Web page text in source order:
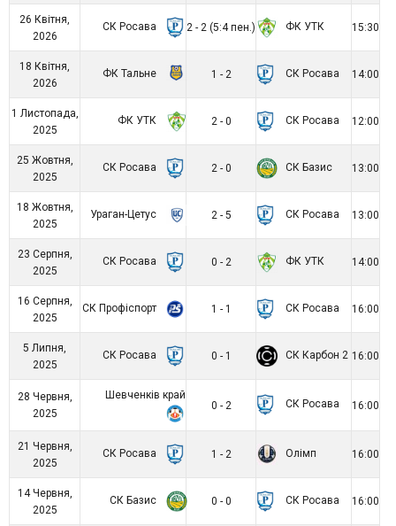
26 Квітня,
2026
СК Росава 2 - 2 (5:4 пен.) ФК УТК 15:30
18 Квітня,
2026
ФК Тальне 1 - 2 СК Росава 14:00
1 Листопада,
2025
ФК УТК 2 - 0 СК Росава 12:00
25 Жовтня,
2025
СК Росава 2 - 0 СК Базис 13:00
18 Жовтня,
2025
Ураган-Цетус 2 - 5 СК Росава 13:00
23 Серпня,
2025
СК Росава 0 - 2 ФК УТК 14:00
16 Серпня,
2025
СК Профіспорт 1 - 1 СК Росава 16:00
5 Липня,
2025
СК Росава 0 - 1 СК Карбон 2 16:00
28 Червня,
2025
Шевченків край
0 - 2
СК Росава 16:00
21 Червня,
2025
СК Росава 1 - 2 Олімп 16:00
14 Червня,
2025
СК Базис 0 - 0 СК Росава 16:00